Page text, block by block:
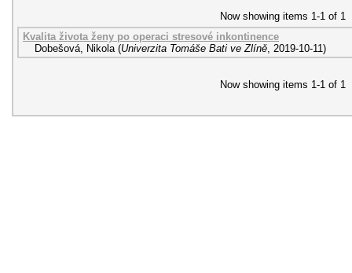
Now showing items 1-1 of 1
Kvalita života ženy po operaci stresové inkontinence
Dobešová, Nikola (Univerzita Tomáše Bati ve Zlíně, 2019-10-11)
Now showing items 1-1 of 1